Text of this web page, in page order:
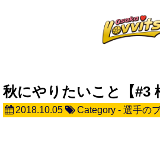
秋にやりたいこと【#3
2018.10.05 Category - 選手の